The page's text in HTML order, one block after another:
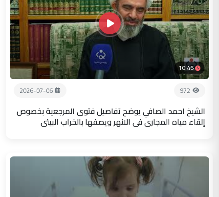
10:46
972
2026-07-06
الشيخ احمد الصافي يوضح تفاصيل فتوى المرجعية بخصوص
إلقاء مياه المجاري في الانهر ويصفها بالخراب البيئي